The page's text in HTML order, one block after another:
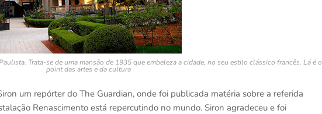
Trata-se de uma mansão de 1935 que embeleza a cidade, no seu estilo clássico francês. Lá é o
point das artes e da cultura
um repórter do The Guardian, onde foi publicada matéria sobre a referida
Renascimento está repercutindo no mundo. Siron agradeceu e foi